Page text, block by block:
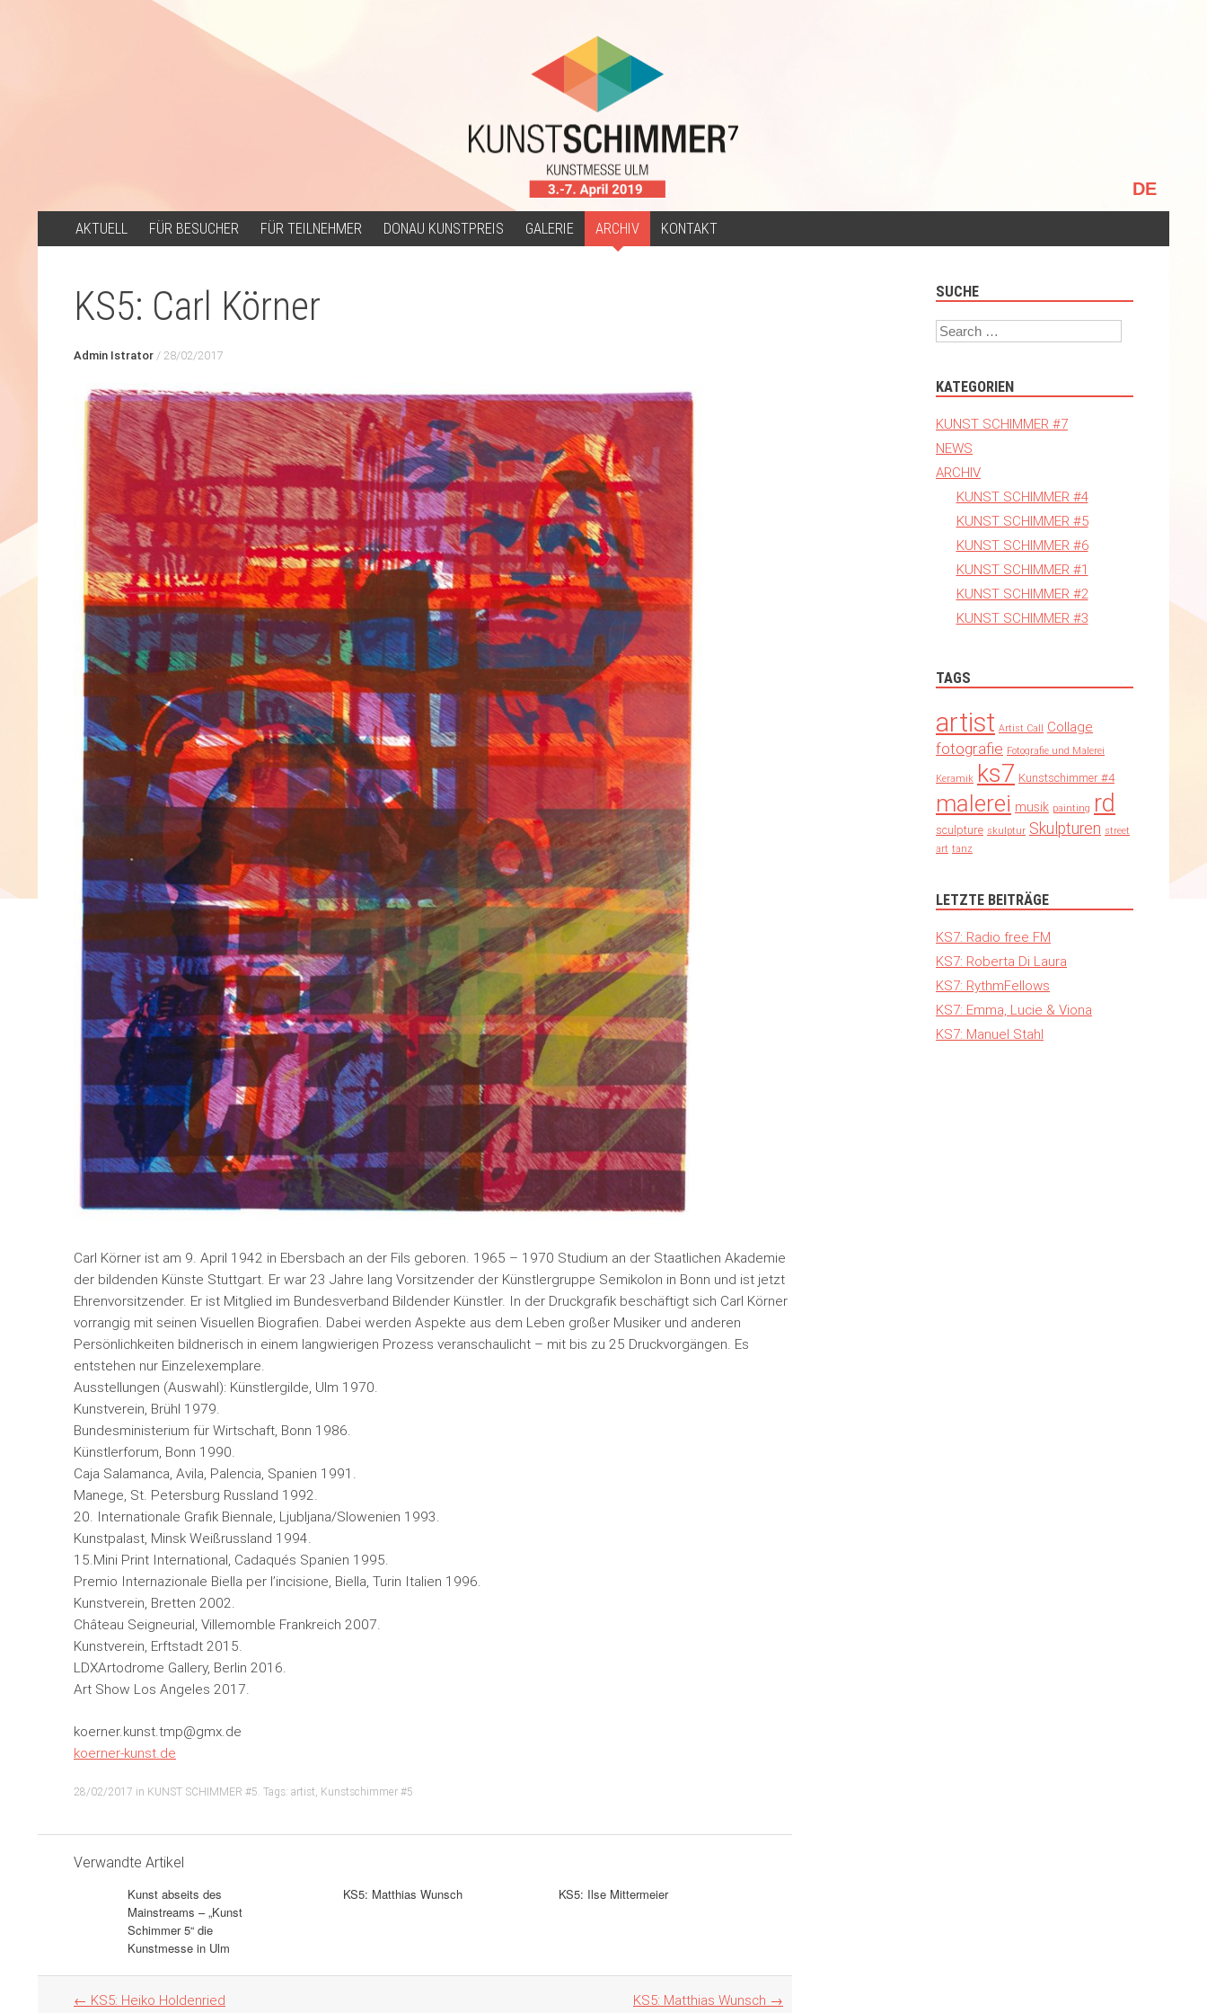
Sprache
auswählen
INHALT
AKTUELL FÜR BESUCHER FÜR TEILNEHMER DONAU KUNSTPREIS GALERIE ARCHIV KONTAKT
KS5: Carl Körner
Admin Istrator / 28/02/2017
Carl Körner ist am 9. April 1942 in Ebersbach an der Fils geboren. 1965 – 1970 Studium an der Staatlichen Akademie
der bildenden Künste Stuttgart. Er war 23 Jahre lang Vorsitzender der Künstlergruppe Semikolon in Bonn und ist jetzt
Ehrenvorsitzender. Er ist Mitglied im Bundesverband Bildender Künstler. In der Druckgrafik beschäftigt sich Carl Körner
vorrangig mit seinen Visuellen Biografien. Dabei werden Aspekte aus dem Leben großer Musiker und anderen
Persönlichkeiten bildnerisch in einem langwierigen Prozess veranschaulicht – mit bis zu 25 Druckvorgängen. Es
entstehen nur Einzelexemplare.
Ausstellungen (Auswahl): Künstlergilde, Ulm 1970.
Kunstverein, Brühl 1979.
Bundesministerium für Wirtschaft, Bonn 1986.
Künstlerforum, Bonn 1990.
Caja Salamanca, Avila, Palencia, Spanien 1991.
Manege, St. Petersburg Russland 1992.
20. Internationale Grafik Biennale, Ljubljana/Slowenien 1993.
Kunstpalast, Minsk Weißrussland 1994.
15.Mini Print International, Cadaqués Spanien 1995.
Premio Internazionale Biella per l’incisione, Biella, Turin Italien 1996.
Kunstverein, Bretten 2002.
Château Seigneurial, Villemomble Frankreich 2007.
Kunstverein, Erftstadt 2015.
LDXArtodrome Gallery, Berlin 2016.
Art Show Los Angeles 2017.
koerner.kunst.tmp@gmx.de
koerner-kunst.de
28/02/2017 in KUNST SCHIMMER #5. Tags: artist, Kunstschimmer #5
Verwandte Artikel
Kunst abseits des
Mainstreams – „Kunst
Schimmer 5“ die
Kunstmesse in Ulm
KS5: Matthias Wunsch KS5: Ilse Mittermeier
Artikel
← KS5: Heiko Holdenried KS5: Matthias Wunsch →
SUCHE
Search
KATEGORIEN
KUNST SCHIMMER #7
NEWS
ARCHIV
KUNST SCHIMMER #4
KUNST SCHIMMER #5
KUNST SCHIMMER #6
KUNST SCHIMMER #1
KUNST SCHIMMER #2
KUNST SCHIMMER #3
TAGS
artist Artist Call Collage
fotografie Fotografie und Malerei
Keramik ks7 Kunstschimmer #4
malerei musik painting rd
sculpture skulptur Skulpturen street
art tanz
LETZTE BEITRÄGE
KS7: Radio free FM
KS7: Roberta Di Laura
KS7: RythmFellows
KS7: Emma, Lucie & Viona
KS7: Manuel Stahl